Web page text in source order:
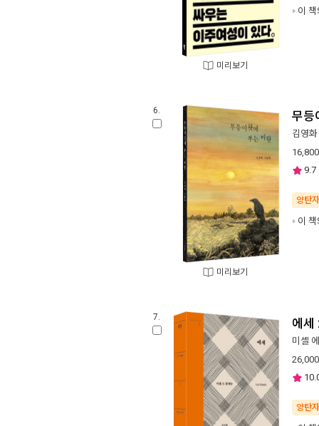
미리보기
이
6.
미리보기
무등
김영화
16,800
9.7
양탄
이
7. 에세
미셸
26,000
양탄